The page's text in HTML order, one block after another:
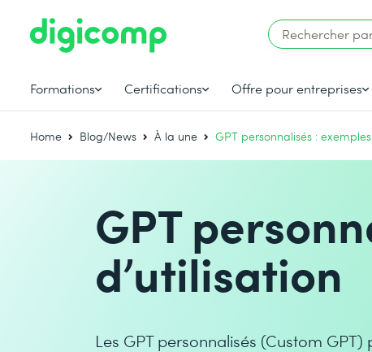
Formations Certifications Offre pour entreprises
Home Blog/News À la une GPT personnalisés :
GPT
d’utilisation
Les GPT personnalisés (Custom